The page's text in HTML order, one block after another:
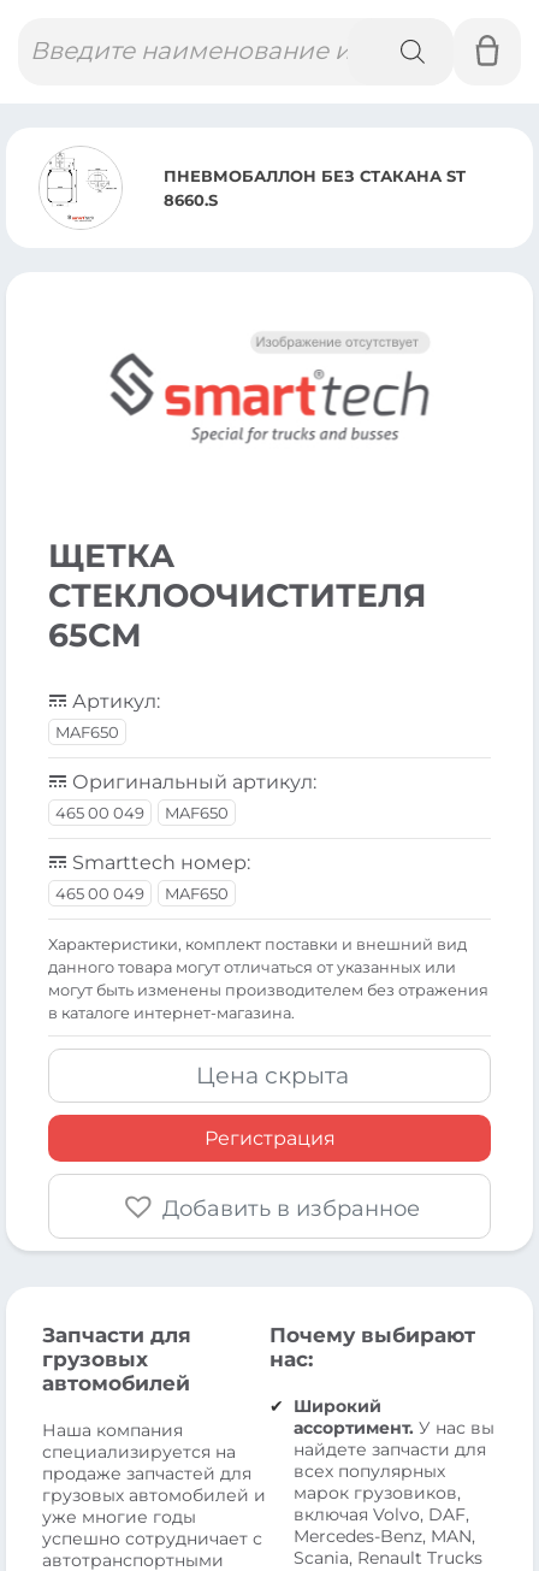
товаров
ПНЕВМОБАЛЛОН БЕЗ СТАКАНА ST
8660.S
ЩЕТКА
СТЕКЛООЧИСТИТЕЛЯ
65СМ
Артикул:
MAF650
Оригинальный артикул:
465 00 049 MAF650
Smarttech номер:
465 00 049 MAF650
Xарактеристики, комплект поставки и внешний вид
данного товара могут отличаться от указанных или
могут быть изменены производителем без отражения
в каталоге интернет-магазина.
Цена скрыта
Регистрация
Добавить в избранное
Запчасти для
грузовых
автомобилей
Наша компания
специализируется на
продаже запчастей для
грузовых автомобилей и
уже многие годы
успешно сотрудничает с
автотранспортными
Почему выбирают
нас:
Широкий
ассортимент. У нас вы
найдете запчасти для
всех популярных
марок грузовиков,
включая Volvo, DAF,
Mercedes-Benz, MAN,
Scania, Renault Trucks